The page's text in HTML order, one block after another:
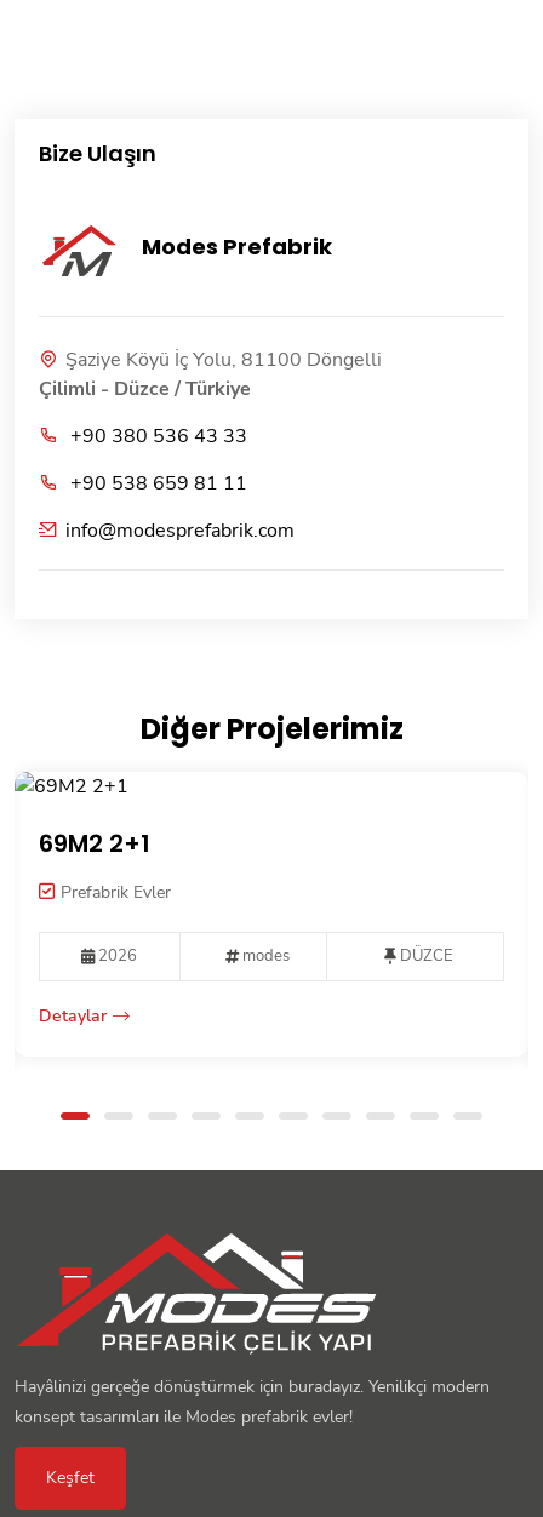
Bize Ulaşın
Modes Prefabrik
Şaziye Köyü İç Yolu, 81100 Döngelli
Çilimli - Düzce / Türkiye
+90 380 536 43 33
+90 538 659 81 11
info@modesprefabrik.com
Diğer Projelerimiz
69M2 2+1
Prefabrik Evler
2026 modes DÜZCE
Detaylar
Hayâlinizi gerçeğe dönüştürmek için buradayız. Yenilikçi modern
konsept tasarımları ile Modes prefabrik evler!
Keşfet